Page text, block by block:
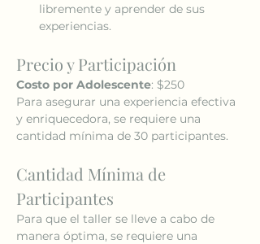
libremente y aprender de sus
experiencias.
Precio y Participación
Costo por Adolescente: $250
Para asegurar una experiencia efectiva
y enriquecedora, se requiere una
cantidad mínima de 30 participantes.
Cantidad Mínima de
Participantes
Para que el taller se lleve a cabo de
manera óptima, se requiere una